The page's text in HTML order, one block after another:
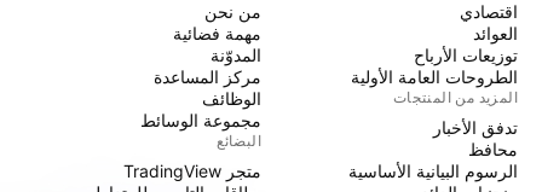
اقتصادي
العوائد
توزيعات الأرباح
الطروحات العامة الأولية
المزيد من المنتجات
تدفق الأخبار
محافظ
الرسوم البيانية الأساسية
من نحن
مهمة فضائية
المدوّنة
مركز المساعدة
الوظائف
مجموعة الوسائط
البضائع
متجر TradingView